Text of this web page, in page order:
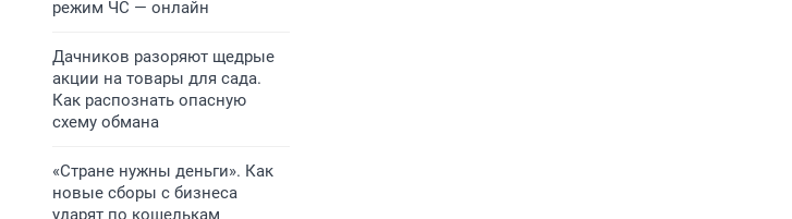
режим ЧС — онлайн
Дачников разоряют щедрые
акции на товары для сада.
Как распознать опасную
схему обмана
«Стране нужны деньги». Как
новые сборы с бизнеса
ударят по кошелькам